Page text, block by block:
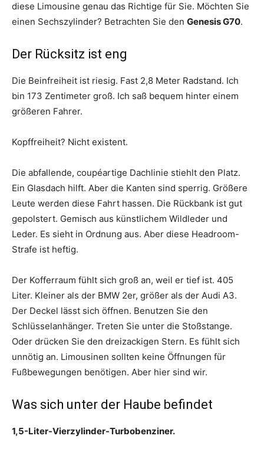
diese Limousine genau das Richtige für Sie. Möchten Sie
einen Sechszylinder? Betrachten Sie den Genesis G70.
Der Rücksitz ist eng
Die Beinfreiheit ist riesig. Fast 2,8 Meter Radstand. Ich
bin 173 Zentimeter groß. Ich saß bequem hinter einem
größeren Fahrer.
Kopffreiheit? Nicht existent.
Die abfallende, coupéartige Dachlinie stiehlt den Platz.
Ein Glasdach hilft. Aber die Kanten sind sperrig. Größere
Leute werden diese Fahrt hassen. Die Rückbank ist gut
gepolstert. Gemisch aus künstlichem Wildleder und
Leder. Es sieht in Ordnung aus. Aber diese Headroom-
Strafe ist heftig.
Der Kofferraum fühlt sich groß an, weil er tief ist. 405
Liter. Kleiner als der BMW 2er, größer als der Audi A3.
Der Deckel lässt sich öffnen. Benutzen Sie den
Schlüsselanhänger. Treten Sie unter die Stoßstange.
Oder drücken Sie den dreizackigen Stern. Es fühlt sich
unnötig an. Limousinen sollten keine Öffnungen für
Fußbewegungen benötigen. Aber hier sind wir.
Was sich unter der Haube befindet
1,5-Liter-Vierzylinder-Turbobenziner.